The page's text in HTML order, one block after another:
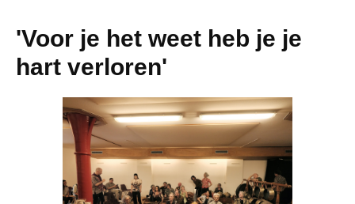
'Voor je het weet heb je je
hart verloren'